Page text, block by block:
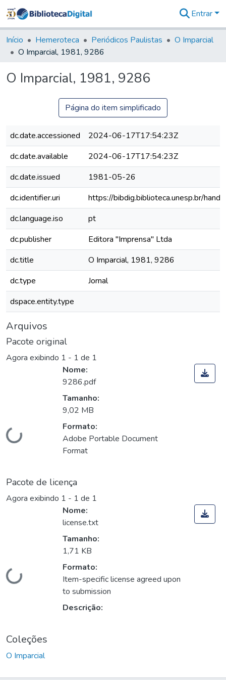
&
Coleções
Tudo na
Digital
Entrar
Início Hemeroteca Periódicos Paulistas
O Imparcial
O Imparcial, 1981, 9286
O Imparcial, 1981, 9286
Página do item simplificado
dc.date.accessioned
2024-06-17T17:54:23Z
dc.date.available
2024-06-17T17:54:23Z
dc.date.issued
1981-05-26
dc.identifier.uri
https://bibdig.biblioteca.unesp.br/
dc.language.iso
pt
dc.publisher
Editora "Imprensa" Ltda
dc.title
O Imparcial, 1981, 9286
dc.type
Jornal
dspace.entity.type
Arquivos
Pacote original
Agora exibindo 1 - 1 de 1
Carregando...
Nome:
9286.pdf
Tamanho:
9,02 MB
Formato:
Adobe Portable Document
Format
Pacote de licença
Agora exibindo 1 - 1 de 1
Carregando...
Nome:
license.txt
Tamanho:
1,71 KB
Formato:
Item-specific license agreed upon
to submission
Descrição:
Coleções
O Imparcial